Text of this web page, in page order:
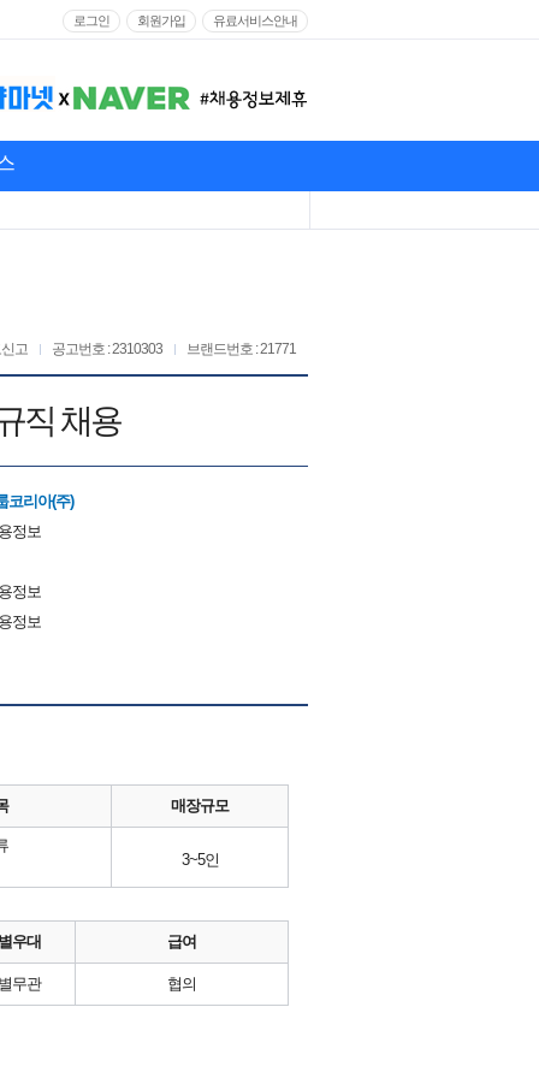
로그인 회원가입 유료서비스안내
브랜드번호 : 21771
공고번호 : 2310303
고
직 채용
코리아(주)
정보
정보
정보
매장규모
3~5인
우대 급여
무관 협의